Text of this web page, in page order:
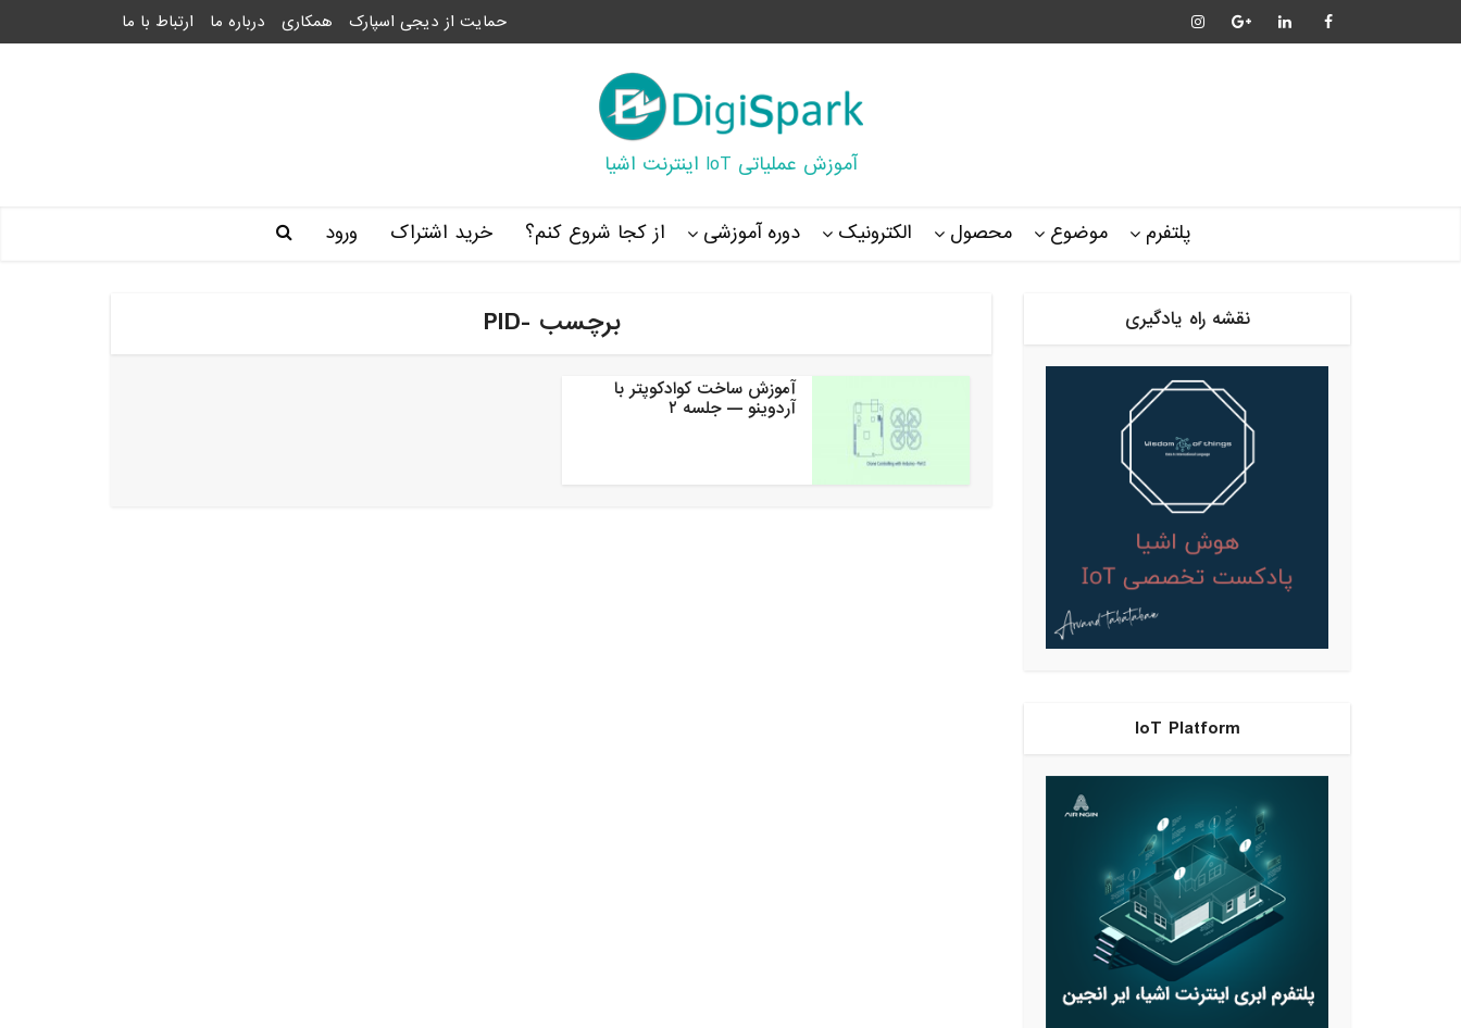
حمایت از دیجی اسپارک همکاری درباره ما ارتباط با ما
آموزش عملیاتی IoT اینترنت اشیا
پلتفرم موضوع محصول الکترونیک دوره آموزشی از کجا شروع کنم؟ خرید اشتراک ورود
برچسب -PID
آموزش ساخت کوادکوپتر با
آردوینو — جلسه ۲
نقشه راه یادگیری
IoT Platform